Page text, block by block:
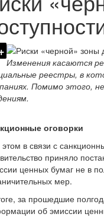
Изменения касаются
реестры, в
Помимо этого,
оговорки
в связи с
приняло
ценных бумаг не в
мер.
за прошедшие
об эмиссии